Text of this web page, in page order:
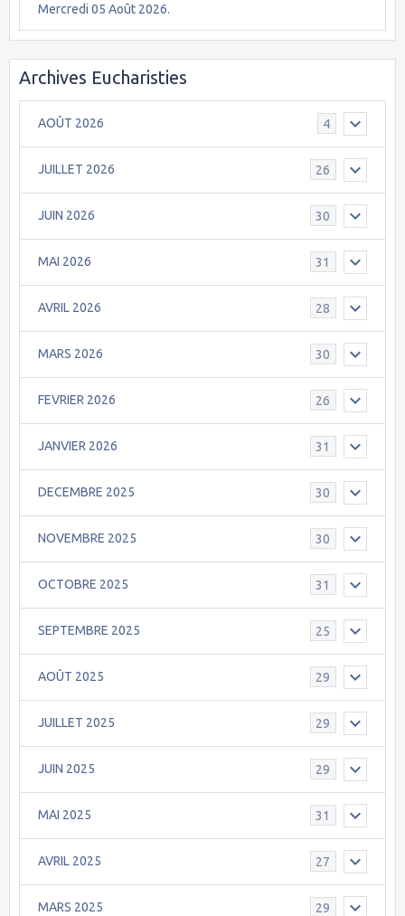
Mercredi 05 Août 2026.
Archives Eucharisties
AOÛT 2026 4
JUILLET 2026 26
JUIN 2026 30
MAI 2026 31
AVRIL 2026 28
MARS 2026 30
FEVRIER 2026 26
JANVIER 2026 31
DECEMBRE 2025 30
NOVEMBRE 2025 30
OCTOBRE 2025 31
SEPTEMBRE 2025 25
AOÛT 2025 29
JUILLET 2025 29
JUIN 2025 29
MAI 2025 31
AVRIL 2025 27
MARS 2025 29